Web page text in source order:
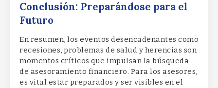
Conclusión: Preparándose para el
Futuro
En resumen, los eventos desencadenantes como
recesiones, problemas de salud y herencias son
momentos críticos que impulsan la búsqueda
de asesoramiento financiero. Para los asesores,
es vital estar preparados y ser visibles en el